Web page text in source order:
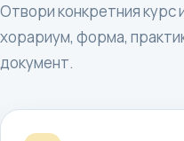
Отвори конкретния курс
хорариум, форма,
документ.